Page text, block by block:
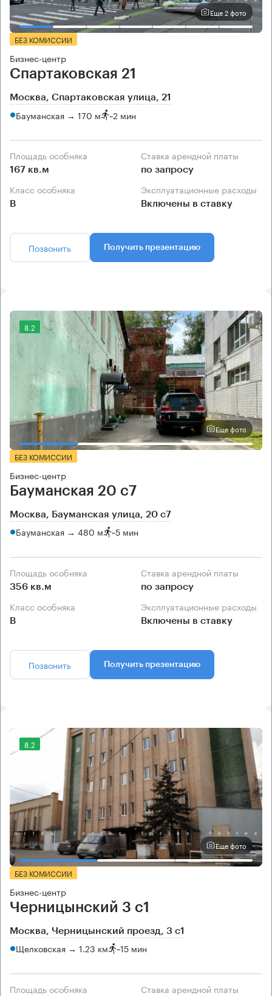
Еще 2 фото
БЕЗ КОМИССИИ
Бизнес-центр
Спартаковская 21
Москва, Спартаковская улица, 21
Бауманская → 170 м ~2 мин
Площадь особняка
167 кв.м
Ставка арендной платы
по запросу
Класс особняка
B
Эксплуатационные расходы
Включены в ставку
Позвонить Получить презентацию
8.2
Еще фото
БЕЗ КОМИССИИ
Бизнес-центр
Бауманская 20 с7
Москва, Бауманская улица, 20 с7
Бауманская → 480 м ~5 мин
Площадь особняка
356 кв.м
Ставка арендной платы
по запросу
Класс особняка
B
Эксплуатационные расходы
Включены в ставку
Позвонить Получить презентацию
8.2
Еще фото
БЕЗ КОМИССИИ
Бизнес-центр
Черницынский 3 с1
Москва, Черницынский проезд, 3 с1
Щелковская → 1.23 км ~15 мин
Площадь особняка Ставка арендной платы